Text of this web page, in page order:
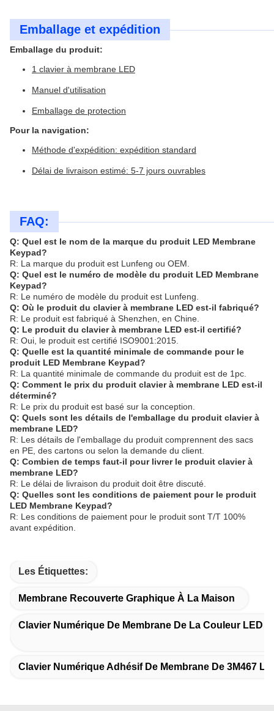
Emballage et expédition
Emballage du produit:
1 clavier à membrane LED
Manuel d'utilisation
Emballage de protection
Pour la navigation:
Méthode d'expédition: expédition standard
Délai de livraison estimé: 5-7 jours ouvrables
FAQ:
Q: Quel est le nom de la marque du produit LED Membrane
Keypad?
R: La marque du produit est Lunfeng ou OEM.
Q: Quel est le numéro de modèle du produit LED Membrane
Keypad?
R: Le numéro de modèle du produit est Lunfeng.
Q: Où le produit du clavier à membrane LED est-il fabriqué?
R: Le produit est fabriqué à Shenzhen, en Chine.
Q: Le produit du clavier à membrane LED est-il certifié?
R: Oui, le produit est certifié ISO9001:2015.
Q: Quelle est la quantité minimale de commande pour le
produit LED Membrane Keypad?
R: La quantité minimale de commande du produit est de 1pc.
Q: Comment le prix du produit clavier à membrane LED est-il
déterminé?
R: Le prix du produit est basé sur la conception.
Q: Quels sont les détails de l'emballage du produit clavier à
membrane LED?
R: Les détails de l'emballage du produit comprennent des sacs
en PE, des cartons ou selon la demande du client.
Q: Combien de temps faut-il pour livrer le produit clavier à
membrane LED?
R: Le délai de livraison du produit doit être discuté.
Q: Quelles sont les conditions de paiement pour le produit
LED Membrane Keypad?
R: Les conditions de paiement pour le produit sont T/T 100%
avant expédition.
Les Étiquettes:
Membrane Recouverte Graphique À La Maison
Clavier Numérique De Membrane De La Couleur LED
Clavier Numérique Adhésif De Membrane De 3M467